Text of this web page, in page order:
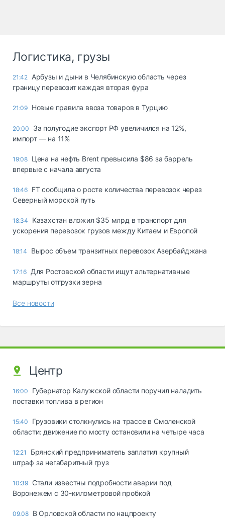
Логистика, грузы
21:42 Арбузы и дыни в Челябинскую область через
границу перевозит каждая вторая фура
21:09 Новые правила ввоза товаров в Турцию
20:00
За полугодие экспорт РФ увеличился на 12%,
импорт — на 11%
19:08 Цена на нефть Brent превысила $86 за баррель
впервые с начала августа
18:46 FT сообщила о росте количества перевозок через
Северный морской путь
18:34
Казахстан вложил $35 млрд в транспорт для
ускорения перевозок грузов между Китаем и Европой
18:14 Вырос объем транзитных перевозок Азербайджана
17:16 Для Ростовской области ищут альтернативные
маршруты отгрузки зерна
Все новости
Центр
16:00
Губернатор Калужской области поручил наладить
поставки топлива в регион
15:40
Грузовики столкнулись на трассе в Смоленской
области: движение по мосту остановили на четыре часа
12:21
Брянский предприниматель заплатил крупный
штраф за негабаритный груз
10:39 Стали известны подробности аварии под
Воронежем с 30-километровой пробкой
09.08 В Орловской области по нацпроекту